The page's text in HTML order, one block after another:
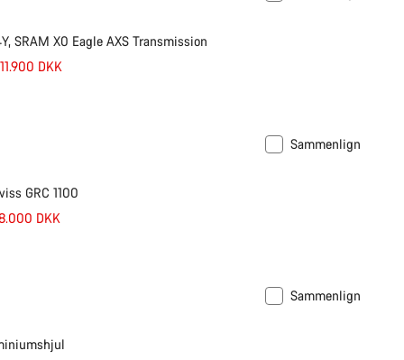
SRAM X0 Eagle AXS Transmission
DKK
Sammenlign
GRC 1100
DKK
Sammenlign